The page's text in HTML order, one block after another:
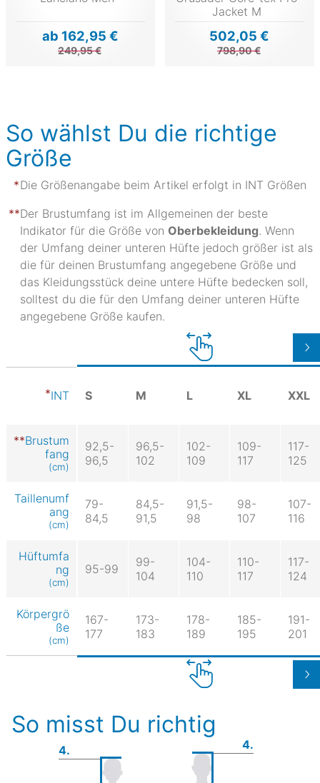
ab 162,95 €
249,95 €
Jacket M
502,05 €
798,90 €
So wählst Du die richtige
Größe
Die Größenangabe beim Artikel erfolgt in INT Größen
Der Brustumfang ist im Allgemeinen der beste
Indikator für die Größe von Oberbekleidung. Wenn
der Umfang deiner unteren Hüfte jedoch größer ist als
die für deinen Brustumfang angegebene Größe und
das Kleidungsstück deine untere Hüfte bedecken soll,
solltest du die für den Umfang deiner unteren Hüfte
angegebene Größe kaufen.
INT S M L XL XXL
Brustum
fang
(cm)
92,5-
96,5
96,5-
102
102-
109
109-
117
117-
125
Taillenumf
ang
(cm)
79-
84,5
84,5-
91,5
91,5-
98
98-
107
107-
116
Hüftumfa
ng
(cm)
95-99
99-
104
104-
110
110-
117
117-
124
Körpergrö
ße
(cm)
167-
177
173-
183
178-
189
185-
195
191-
201
So misst Du richtig
4. 4.